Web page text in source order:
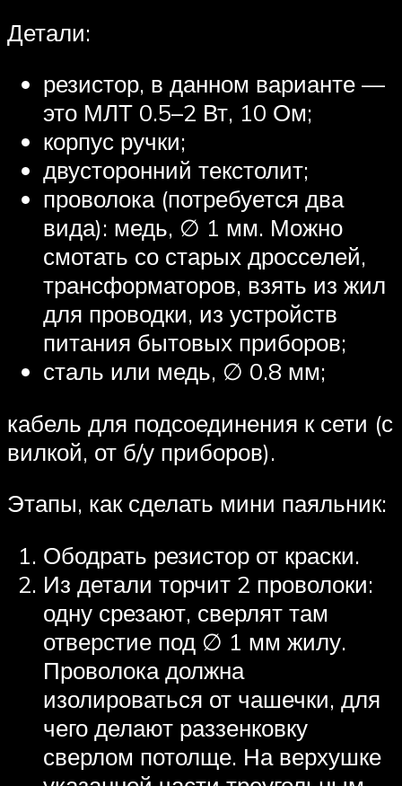
Детали:
резистор, в данном варианте —
это МЛТ 0.5–2 Вт, 10 Ом;
корпус ручки;
двусторонний текстолит;
проволока (потребуется два
вида): медь, ∅ 1 мм. Можно
смотать со старых дросселей,
трансформаторов, взять из жил
для проводки, из устройств
питания бытовых приборов;
сталь или медь, ∅ 0.8 мм;
кабель для подсоединения к сети (с
вилкой, от б/у приборов).
Этапы, как сделать мини паяльник:
Ободрать резистор от краски.
Из детали торчит 2 проволоки:
одну срезают, сверлят там
отверстие под ∅ 1 мм жилу.
Проволока должна
изолироваться от чашечки, для
чего делают раззенковку
сверлом потолще. На верхушке